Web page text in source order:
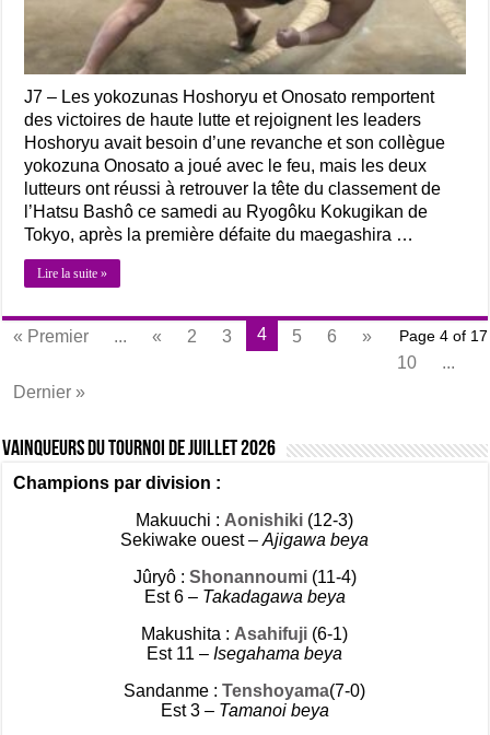
J7 – Les yokozunas Hoshoryu et Onosato remportent
des victoires de haute lutte et rejoignent les leaders
Hoshoryu avait besoin d’une revanche et son collègue
yokozuna Onosato a joué avec le feu, mais les deux
lutteurs ont réussi à retrouver la tête du classement de
l’Hatsu Bashô ce samedi au Ryogôku Kokugikan de
Tokyo, après la première défaite du maegashira …
Lire la suite »
Page 4 of 17
« Premier ... « 2 3 4 5 6
»
10
...
Dernier »
Vainqueurs du tournoi de Juillet 2026
Champions par division :
Makuuchi : Aonishiki (12-3)
Sekiwake ouest –Ajigawa beya
Jûryô : Shonannoumi (11-4)
Est 6 – Takadagawa beya
Makushita : Asahifuji (6-1)
Est 11 –Isegahama beya
Sandanme :Tenshoyama(7-0)
Est 3 – Tamanoi beya